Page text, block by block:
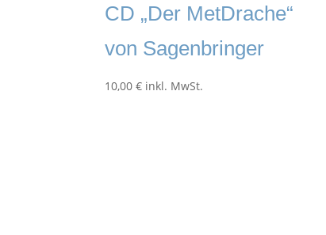
CD „Der MetDrache“
von Sagenbringer
10,00 € inkl. MwSt.